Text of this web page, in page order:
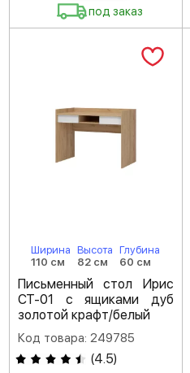
под заказ
Ширина
110 см
Высота
82 см
Глубина
60 см
Письменный стол Ирис
СТ-01 с ящиками дуб
золотой крафт/белый
Код товара: 249785
(4.5)